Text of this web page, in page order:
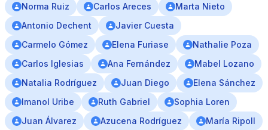
Norma Ruiz
Carlos Areces
Marta Nieto
Antonio Dechent
Javier Cuesta
Carmelo Gómez
Elena Furiase
Nathalie Poza
Carlos Iglesias
Ana Fernández
Mabel Lozano
Natalia Rodríguez
Juan Diego
Elena Sánchez
Imanol Uribe
Ruth Gabriel
Sophia Loren
Juan Álvarez
Azucena Rodríguez
María Ripoll